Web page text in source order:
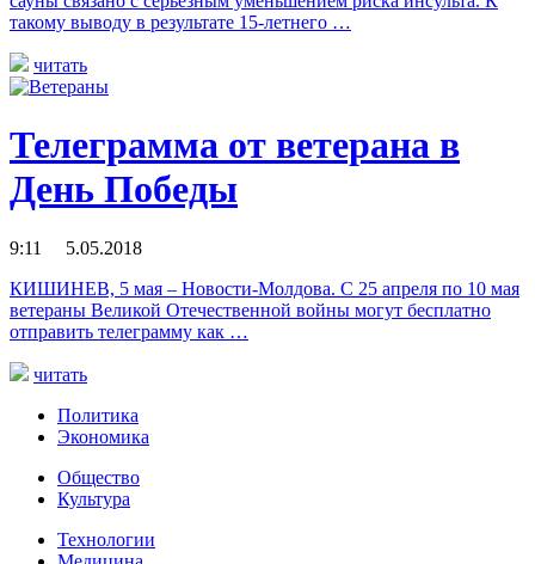
такому выводу в результате 15-летнего …
читать
Телеграмма от ветерана в
День Победы
9:11 5.05.2018
КИШИНЕВ, 5 мая – Новости-Молдова. С 25 апреля по 10 мая
ветераны Великой Отечественной войны могут бесплатно
отправить телеграмму как …
читать
Политика
Экономика
Общество
Культура
Технологии